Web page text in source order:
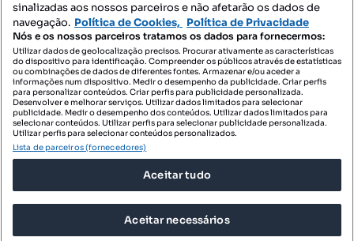
SIGA-NOS:
DESCARREGAR NA:
© 2026 Imovirtual.com, OLX Portugal, S.A.
POLÍTICA DE PRIVACIDADE
sinalizadas aos nossos parceiros e não afetarão os dados de
navegação. Política de Cookies, Política de Privacidade
Nós e os nossos parceiros tratamos os dados para fornecermos:
Utilizar dados de geolocalização precisos. Procurar ativamente as características
do dispositivo para identificação. Compreender os públicos através de estatísticas
ou combinações de dados de diferentes fontes. Armazenar e/ou aceder a
informações num dispositivo. Medir o desempenho da publicidade. Criar perfis
para personalizar conteúdos. Criar perfis para publicidade personalizada.
Desenvolver e melhorar serviços. Utilizar dados limitados para selecionar
publicidade. Medir o desempenho dos conteúdos. Utilizar dados limitados para
selecionar conteúdos. Utilizar perfis para selecionar publicidade personalizada.
Utilizar perfis para selecionar conteúdos personalizados.
Lista de parceiros (fornecedores)
Aceitar tudo
Aceitar necessários